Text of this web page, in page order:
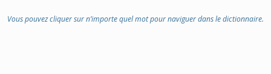
Vous pouvez cliquer sur n’importe quel mot pour naviguer dans le dictionnaire.